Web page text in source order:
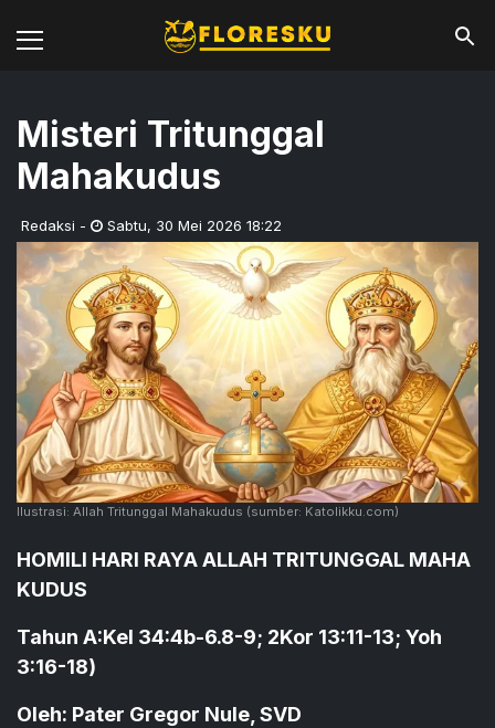
Misteri Tritunggal
Mahakudus
Redaksi - Sabtu, 30 Mei 2026 18:22
Ilustrasi: Allah Tritunggal Mahakudus (sumber: Katolikku.com)
HOMILI HARI RAYA ALLAH TRITUNGGAL MAHA
KUDUS
Tahun A:Kel 34:4b-6.8-9; 2Kor 13:11-13; Yoh
3:16-18)
Oleh: Pater Gregor Nule, SVD